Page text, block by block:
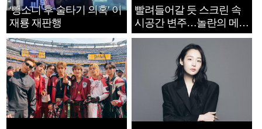
‘뺑소니 후 술타기 의혹’ 이
재룡 재판행
빨려들어갈 듯 스크린 속
시공간 변주…놀란의 메시
지는 ‘전쟁 속죄’